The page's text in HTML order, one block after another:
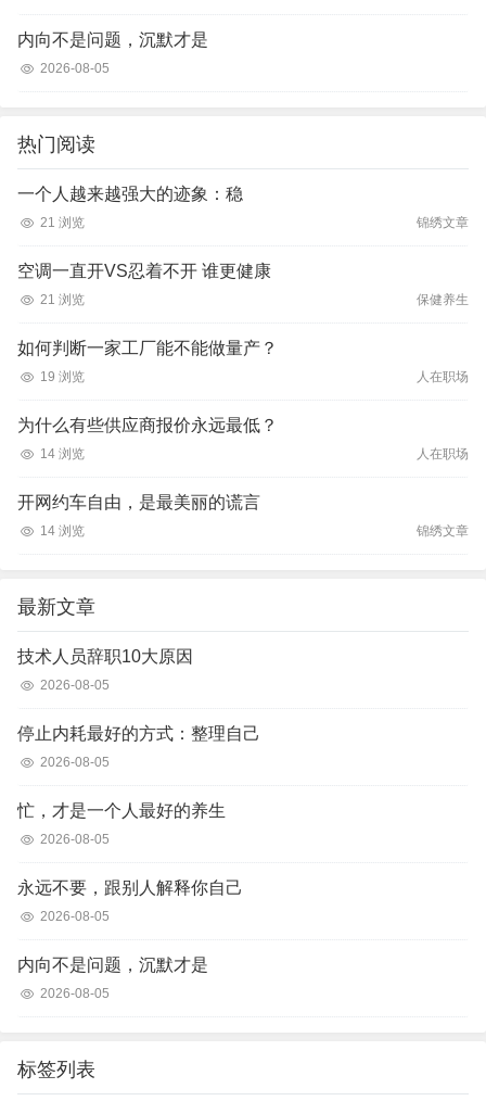
内向不是问题，沉默才是
2026-08-05
热门阅读
一个人越来越强大的迹象：稳
21 浏览 锦绣文章
空调一直开VS忍着不开 谁更健康
21 浏览 保健养生
如何判断一家工厂能不能做量产？
19 浏览 人在职场
为什么有些供应商报价永远最低？
14 浏览 人在职场
开网约车自由，是最美丽的谎言
14 浏览 锦绣文章
最新文章
技术人员辞职10大原因
2026-08-05
停止内耗最好的方式：整理自己
2026-08-05
忙，才是一个人最好的养生
2026-08-05
永远不要，跟别人解释你自己
2026-08-05
内向不是问题，沉默才是
2026-08-05
标签列表